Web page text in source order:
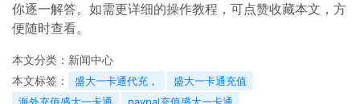
你逐一解答。如需更详细的操作教程，可点赞收藏本文，方
便随时查看。
本文分类： 新闻中心
本文标签：
盛大一卡通代充，
盛大一卡通充值
海外充值盛大一卡通
paypal充值盛大一卡通